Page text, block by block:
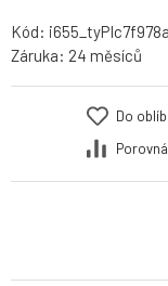
Kód:
Záruka: 24 měsíců
Do